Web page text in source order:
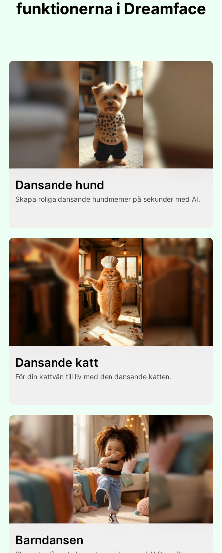
funktionerna i Dreamface
Dansande hund
Skapa roliga dansande hundmemer på sekunder med AI.
Dansande katt
För din kattvän till liv med den dansande katten.
Barndansen